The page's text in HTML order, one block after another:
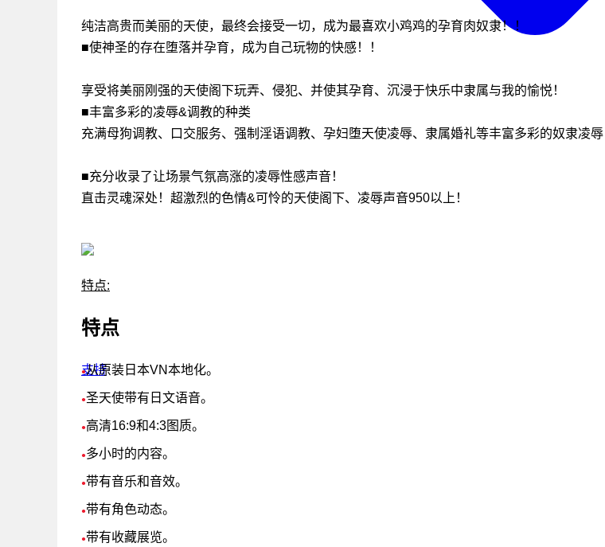
支持
纯洁高贵而美丽的天使，最终会接受一切，成为最喜欢小鸡鸡的孕育肉奴隶！！
■使神圣的存在堕落并孕育，成为自己玩物的快感！！
享受将美丽刚强的天使阁下玩弄、侵犯、并使其孕育、沉浸于快乐中隶属与我的愉悦！
■丰富多彩的凌辱&调教的种类
充满母狗调教、口交服务、强制淫语调教、孕妇堕天使凌辱、隶属婚礼等丰富多彩的奴隶凌辱
■充分收录了让场景气氛高涨的凌辱性感声音！
直击灵魂深处！超激烈的色情&可怜的天使阁下、凌辱声音950以上！
特点:
特点
●从原装日本VN本地化。
●圣天使带有日文语音。
●高清16:9和4:3图质。
●多小时的内容。
●带有音乐和音效。
●带有角色动态。
●带有收藏展览。